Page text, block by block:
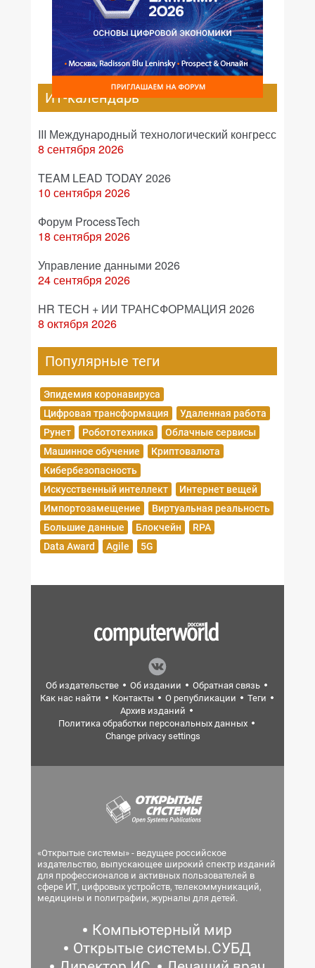
ИТ-календарь
III Международный технологический конгресс
8 сентября 2026
TEAM LEAD TODAY 2026
10 сентября 2026
Форум ProcessTech
18 сентября 2026
Управление данными 2026
24 сентября 2026
HR TECH + ИИ ТРАНСФОРМАЦИЯ 2026
8 октября 2026
Популярные теги
Эпидемия коронавируса
Цифровая трансформация
Удаленная работа
Рунет
Робототехника
Облачные сервисы
Машинное обучение
Криптовалюта
Кибербезопасность
Искусственный интеллект
Интернет вещей
Импортозамещение
Виртуальная реальность
Большие данные
Блокчейн
RPA
Data Award
Agile 5G
Об издательстве Об издании
Обратная связь
Как нас найти
Контакты О републикации
Теги
Архив изданий
Политика обработки персональных данных
Change privacy settings
«Открытые системы» - ведущее российское
издательство, выпускающее широкий спектр изданий
для профессионалов и активных пользователей в
сфере ИТ, цифровых устройств, телекоммуникаций,
медицины и полиграфии, журналы для детей.
Компьютерный мир
Открытые системы.СУБД